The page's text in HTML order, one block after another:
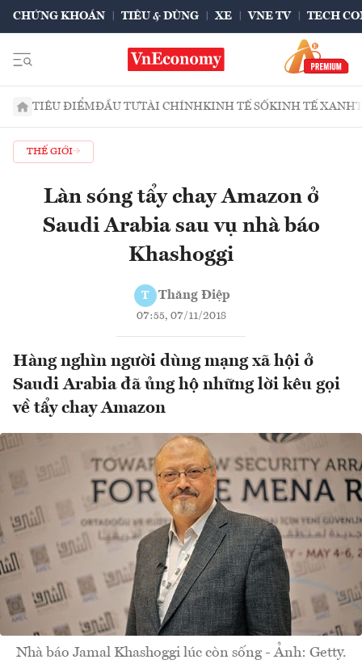
CHỨNG KHOÁN TIÊU & DÙNG XE VNE TV TECH
TIÊU ĐIỂMĐẦU TƯTÀI CHÍNHKINH TẾ SỐKINH TẾ XANH
THẾ GIỚI
Làn sóng tẩy chay Amazon ở
Saudi Arabia sau vụ nhà báo
Khashoggi
T Thăng Điệp
07:55, 07/11/2018
Hàng nghìn người dùng mạng xã hội ở
Saudi Arabia đã ủng hộ những lời kêu gọi
về tẩy chay Amazon
Nhà báo Jamal Khashoggi lúc còn sống - Ảnh: Getty.